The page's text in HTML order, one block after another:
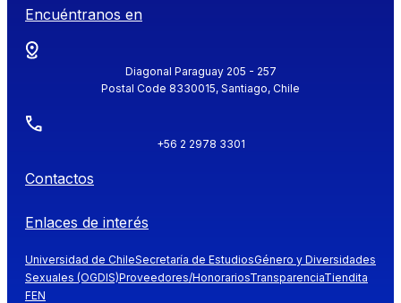
Encuéntranos en
Diagonal Paraguay 205 - 257
Postal Code 8330015, Santiago, Chile
+56 2 2978 3301
Contactos
Enlaces de interés
Universidad de ChileSecretaría de EstudiosGénero y Diversidades
Sexuales (OGDIS)Proveedores/HonorariosTransparenciaTiendita
FEN